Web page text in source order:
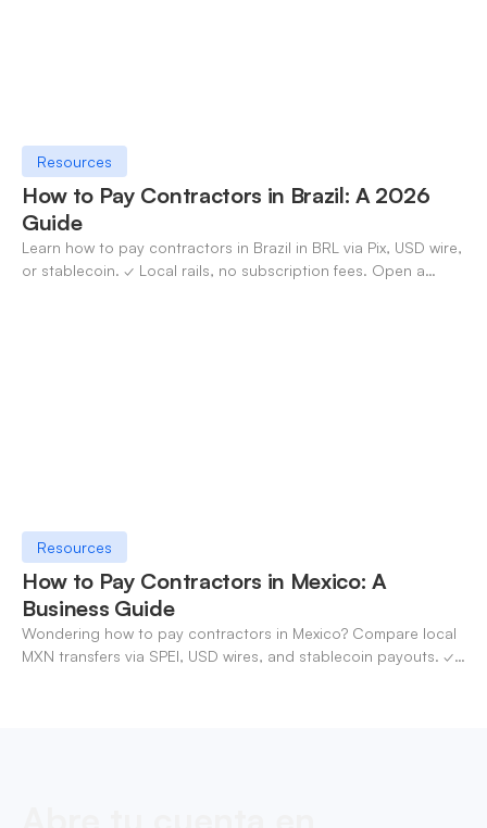
Resources
How to Pay Contractors in Brazil: A 2026
Guide
Learn how to pay contractors in Brazil in BRL via Pix, USD wire,
or stablecoin. ✓ Local rails, no subscription fees. Open a
Resources
How to Pay Contractors in Mexico: A
Business Guide
Wondering how to pay contractors in Mexico? Compare local
MXN transfers via SPEI, USD wires, and stablecoin payouts. ✓